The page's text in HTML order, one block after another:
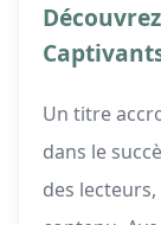
Un titre
dans le
des